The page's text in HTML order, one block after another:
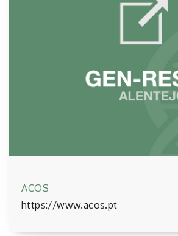
ACOS
https://www.acos.pt